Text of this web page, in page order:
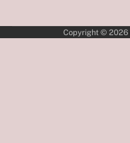
Copyright © 2026